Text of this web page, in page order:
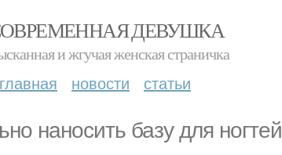
ДЕВУШКА
и жгучая женская страничка
главная новости статьи
наносить базу для ногтей